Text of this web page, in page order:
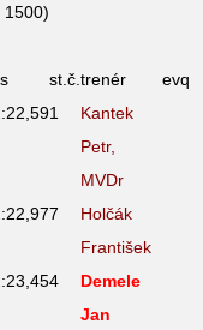
1500)
st.č. trenér
evq
1
Kantek
Petr,
MVDr
7
Holčák
František
4
Demele
Jan